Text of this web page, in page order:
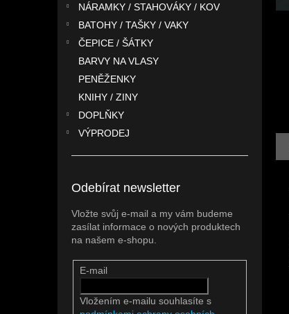
NÁRAMKY / STAHOVÁKY / KOV
BATOHY / TAŠKY / VAKY
ČEPICE / ŠÁTKY
BARVY NA VLASY
PENĚŽENKY
KNIHY / ZINY
DOPLŇKY
VÝPRODEJ
Odebírat newsletter
Vložte svůj e-mail a my vám budeme
zasílat informace o nových produktech
na našem e-shopu.
E-mail
Vložením e-mailu souhlasíte s